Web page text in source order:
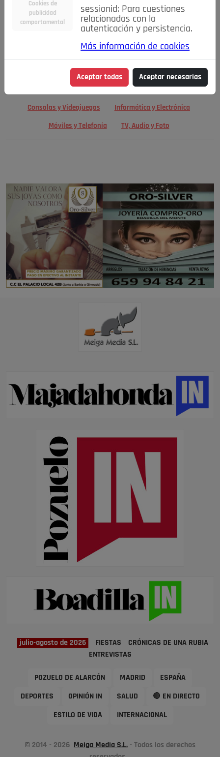
Niños y Bebés Inmobiliaria Construcción y Reformas
Moda Accesorios Ropa Motor
Motor y Accesorios Motos Ocio
Cine, Libros y Música Coleccionismo Otros
Consolas y Videojuegos Informática y Electrónica
Móviles y Telefonía TV, Audio y Foto
Cookies de
publicidad
comportamental
sessionid: Para cuestiones
relacionadas con la
autenticación y persistencia.
Más información de cookies
Aceptar todas Aceptar necesarias
julio-agosto de 2026 FIESTAS
CRÓNICAS DE UNA RUBIA
ENTREVISTAS
POZUELO DE ALARCÓN MADRID ESPAÑA
DEPORTES OPINIÓN IN SALUD 🔴 EN DIRECTO
ESTILO DE VIDA INTERNACIONAL
© 2014 - 2026 Meiga Media S.L. - Todos los derechos